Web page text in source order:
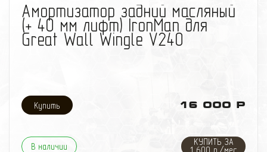
Амортизатор задний масляный
(+ 40 мм лифт) IronMan для
Great Wall Wingle V240
16 000 Р
В наличии
КУПИТЬ ЗА
1 600 р./мес